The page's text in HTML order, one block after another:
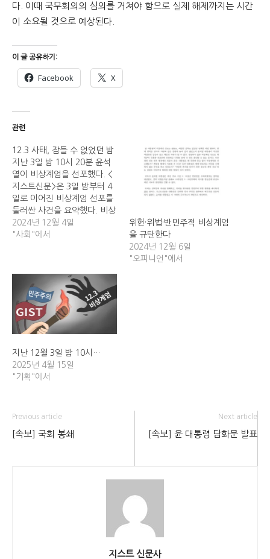
다. 이때 국무회의의 심의를 거쳐야 함으로 실제 해제까지는 시간
이 소요될 것으로 예상된다.
이 글 공유하기:
Facebook X
관련
12.3 사태, 잠들 수 없었던 밤
지난 3일 밤 10시 20분 윤석
열이 비상계엄을 선포했다. <
지스트신문>은 3일 밤부터 4
일로 이어진 비상계엄 선포를
둘러싼 사건을 요약했다. 비상
계엄 선포 직후 이재명 대표를
비롯한 민주당 당원들과 일부
지나지 않아 경찰에 의해 국회
정문이 봉쇄됐고, 11시 25분
경 박안수 육군참모총장이 계
엄사령관으로 임명된…
2024년 12월 4일
"사회"에서
위헌·위법·반민주적 비상계엄
을 규탄한다
2024년 12월 6일
"오피니언"에서
지난 12월 3일 밤 10시…
2025년 4월 15일
"기획"에서
Previous article
[속보] 국회 봉쇄
Next article
[속보] 윤 대통령 담화문 발표
지스트 신문사